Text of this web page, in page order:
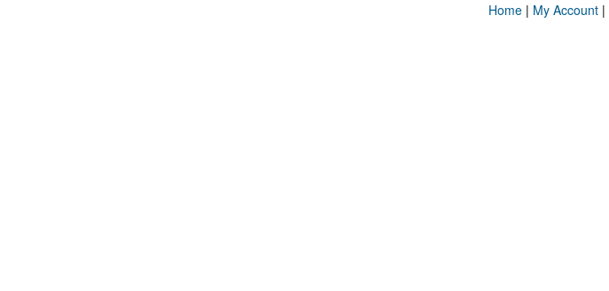
Home| My Account|